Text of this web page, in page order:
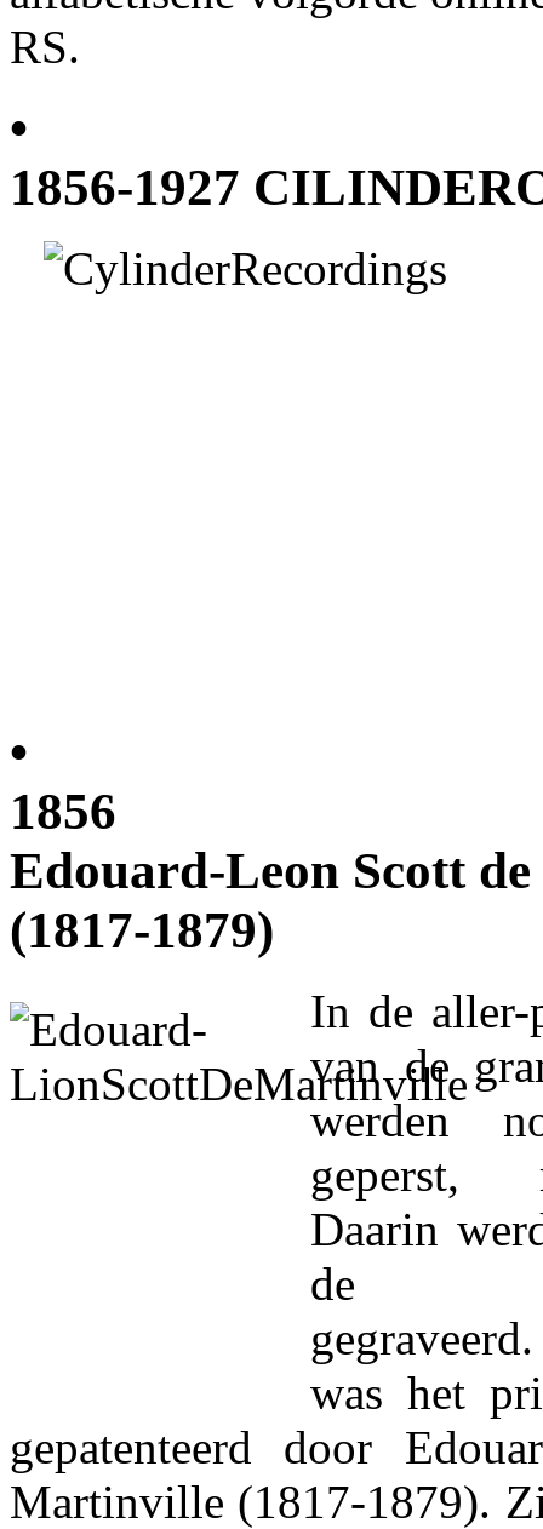
RS.
•
1856-1927
•
1856
Edouard-Leon Scott
(1817-1879)
In de aller-
van de
werden
geperst,
Daarin
de
was het
gepatenteerd door
Martinville (1817-1879).